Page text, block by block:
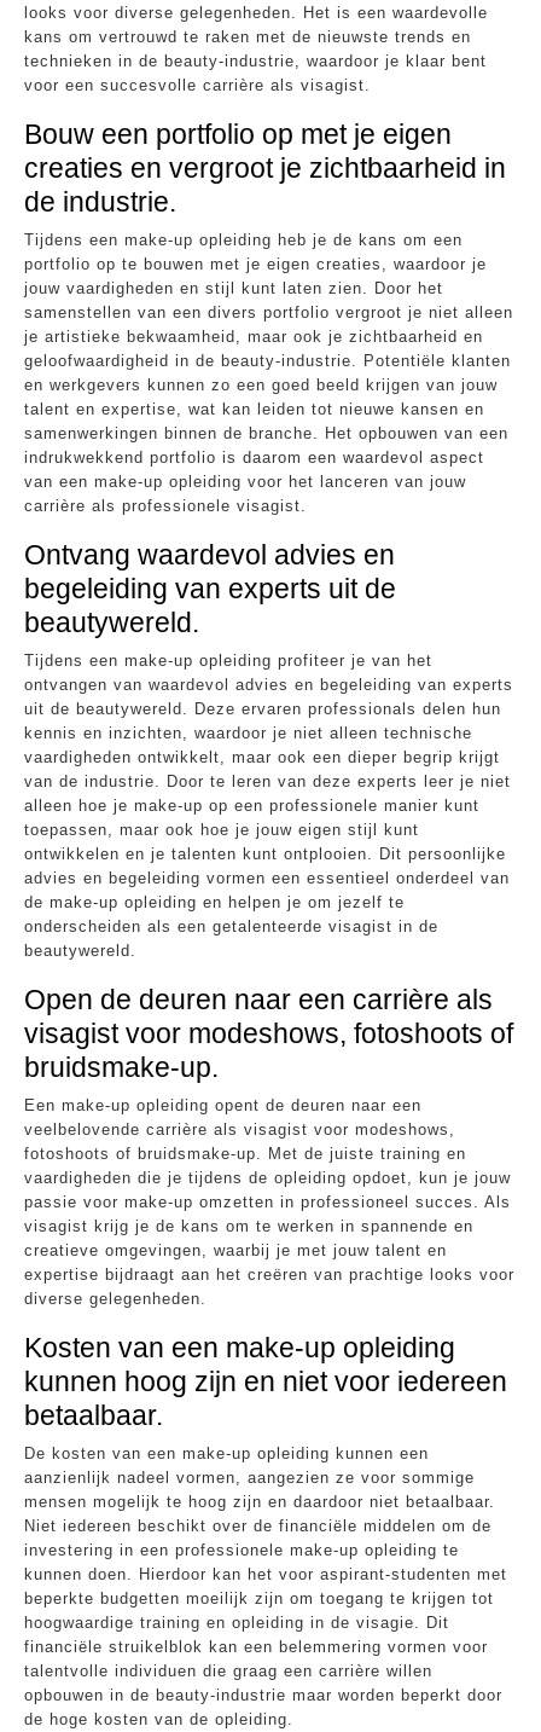
looks voor diverse gelegenheden. Het is een waardevolle
kans om vertrouwd te raken met de nieuwste trends en
technieken in de beauty-industrie, waardoor je klaar bent
voor een succesvolle carrière als visagist.
Bouw een portfolio op met je eigen
creaties en vergroot je zichtbaarheid in
de industrie.
Tijdens een make-up opleiding heb je de kans om een
portfolio op te bouwen met je eigen creaties, waardoor je
jouw vaardigheden en stijl kunt laten zien. Door het
samenstellen van een divers portfolio vergroot je niet alleen
je artistieke bekwaamheid, maar ook je zichtbaarheid en
geloofwaardigheid in de beauty-industrie. Potentiële klanten
en werkgevers kunnen zo een goed beeld krijgen van jouw
talent en expertise, wat kan leiden tot nieuwe kansen en
samenwerkingen binnen de branche. Het opbouwen van een
indrukwekkend portfolio is daarom een waardevol aspect
van een make-up opleiding voor het lanceren van jouw
carrière als professionele visagist.
Ontvang waardevol advies en
begeleiding van experts uit de
beautywereld.
Tijdens een make-up opleiding profiteer je van het
ontvangen van waardevol advies en begeleiding van experts
uit de beautywereld. Deze ervaren professionals delen hun
kennis en inzichten, waardoor je niet alleen technische
vaardigheden ontwikkelt, maar ook een dieper begrip krijgt
van de industrie. Door te leren van deze experts leer je niet
alleen hoe je make-up op een professionele manier kunt
toepassen, maar ook hoe je jouw eigen stijl kunt
ontwikkelen en je talenten kunt ontplooien. Dit persoonlijke
advies en begeleiding vormen een essentieel onderdeel van
de make-up opleiding en helpen je om jezelf te
onderscheiden als een getalenteerde visagist in de
beautywereld.
Open de deuren naar een carrière als
visagist voor modeshows, fotoshoots of
bruidsmake-up.
Een make-up opleiding opent de deuren naar een
veelbelovende carrière als visagist voor modeshows,
fotoshoots of bruidsmake-up. Met de juiste training en
vaardigheden die je tijdens de opleiding opdoet, kun je jouw
passie voor make-up omzetten in professioneel succes. Als
visagist krijg je de kans om te werken in spannende en
creatieve omgevingen, waarbij je met jouw talent en
expertise bijdraagt aan het creëren van prachtige looks voor
diverse gelegenheden.
Kosten van een make-up opleiding
kunnen hoog zijn en niet voor iedereen
betaalbaar.
De kosten van een make-up opleiding kunnen een
aanzienlijk nadeel vormen, aangezien ze voor sommige
mensen mogelijk te hoog zijn en daardoor niet betaalbaar.
Niet iedereen beschikt over de financiële middelen om de
investering in een professionele make-up opleiding te
kunnen doen. Hierdoor kan het voor aspirant-studenten met
beperkte budgetten moeilijk zijn om toegang te krijgen tot
hoogwaardige training en opleiding in de visagie. Dit
financiële struikelblok kan een belemmering vormen voor
talentvolle individuen die graag een carrière willen
opbouwen in de beauty-industrie maar worden beperkt door
de hoge kosten van de opleiding.